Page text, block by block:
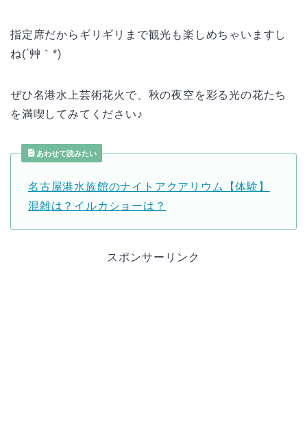
指定席だからギリギリまで観光も楽しめちゃいますし
ね(´艸｀*)
ぜひ名港水上芸術花火で、秋の夜空を彩る光の花たち
を満喫してみてください♪
あわせて読みたい
名古屋港水族館のナイトアクアリウム【体験】
混雑は？イルカショーは？
スポンサーリンク